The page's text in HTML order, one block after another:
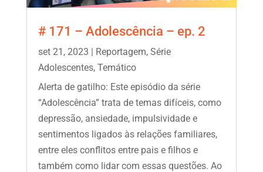
# 171 – Adolescência – ep. 2
set 21, 2023 | Reportagem, Série
Adolescentes, Temático
Alerta de gatilho: Este episódio da série
“Adolescência” trata de temas difíceis, como
depressão, ansiedade, impulsividade e
sentimentos ligados às relações familiares,
entre eles conflitos entre pais e filhos e
também como lidar com essas questões. Ao